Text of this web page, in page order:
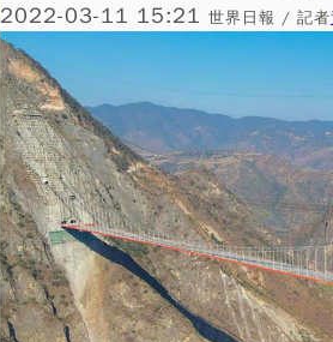
2022-03-11 15:21 世界日報 / 記者